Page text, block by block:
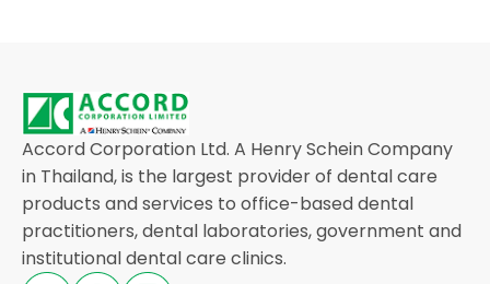
Accord Corporation Ltd. A Henry Schein Company
in Thailand, is the largest provider of dental care
products and services to office-based dental
practitioners, dental laboratories, government and
institutional dental care clinics.